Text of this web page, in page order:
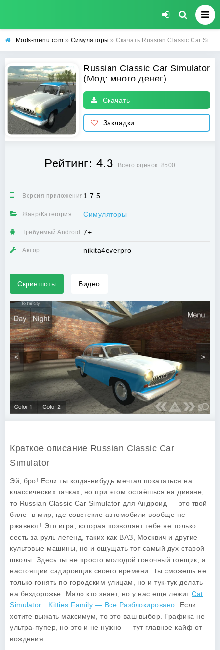
Mods-menu.com » Симуляторы » Скачать Russian Classic Car Simulator Взлом (много денег) на Андроид бесплатно
Russian Classic Car Simulator
(Мод: много денег)
Скачать
Закладки
Рейтинг: 4.3 Всего оценок: 8500
Версия приложения:1.7.5
Жанр/Категория: Симуляторы
Требуемый Android: 7+
Автор: nikita4everpro
Скриншоты Видео
Краткое описание Russian Classic Car
Simulator
Эй, бро! Если ты когда-нибудь мечтал покататься на
классических тачках, но при этом остаёшься на диване,
то Russian Classic Car Simulator для Андроид — это твой
билет в мир, где советские автомобили вообще не
ржавеют! Это игра, которая позволяет тебе не только
сесть за руль легенд, таких как ВАЗ Москвич и другие
культовые машины, но и ощущать тот самый дух старой
школы. Здесь ты не просто молодой гоночный гонщик, а
настоящий садировщик своего времени. Ты сможешь не
только гонять по городским улицам, но и тук-тук делать
на бездорожье. Мало кто знает, но у нас еще лежит Cat
Simulator : Kitties Family — Все Разблокировано . Если
хотите выжать максимум, то это ваш выбор. Графика не
ультра-пупер, но это и не нужно — тут главное кайф от
вождения.